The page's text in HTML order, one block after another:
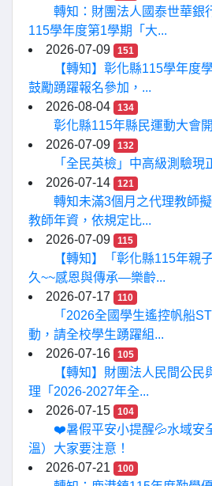
轉知：財團法人國泰世華銀
115學年度第1學期「大...
2026-07-09
151
【轉知】彰化縣115學年度
鼓勵踴躍報名參加，...
2026-08-04
134
彰化縣115年縣民運動大會
2026-07-09
132
「全民英檢」中高級測驗現
2026-07-14
121
轉知未滿3個月之代理教師
教師年資，依規定比...
2026-07-09
115
【轉知】「彰化縣115年親
久~~感恩與傳承—樂齡...
2026-07-17
110
「2026全國學生遙控帆船
動，請全校學生踴躍組...
2026-07-16
105
【轉知】財團法人民間公
理「2026-2027年全...
2026-07-15
104
❤️暑假平安小提醒💦水域安
溫）大家要注意！
2026-07-21
100